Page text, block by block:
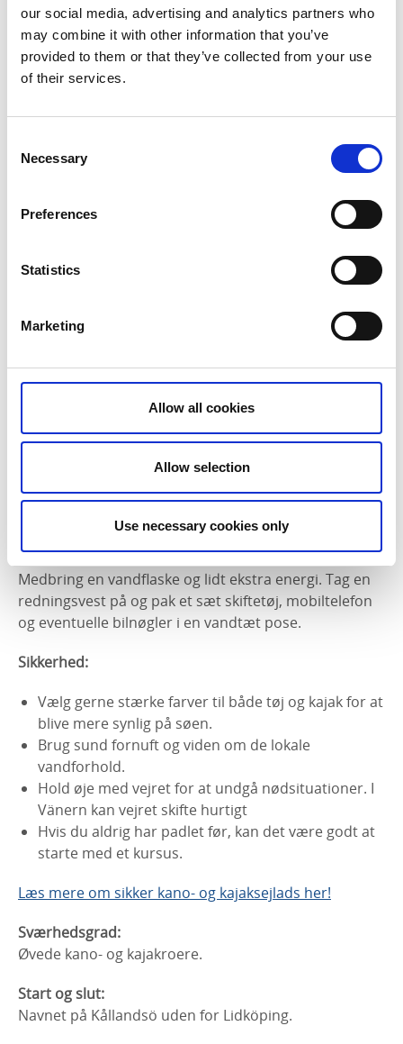
our social media, advertising and analytics partners who
may combine it with other information that you’ve
provided to them or that they’ve collected from your use
of their services.
Selection
Necessary
Preferences
Statistics
Marketing
Allow all cookies
Allow selection
Use necessary cookies only
Se filmen om Vragsafari
13 km (6,5 km én vej)
2,5 timer
Vänern sø i søens indre skærgård, mellem øer og
Husk:
Medbring en vandflaske og lidt ekstra energi. Tag en
redningsvest på og pak et sæt skiftetøj, mobiltelefon
og eventuelle bilnøgler i en vandtæt pose.
Sikkerhed:
Vælg gerne stærke farver til både tøj og kajak for at
blive mere synlig på søen.
Brug sund fornuft og viden om de lokale
vandforhold.
Hold øje med vejret for at undgå nødsituationer. I
Vänern kan vejret skifte hurtigt
Hvis du aldrig har padlet før, kan det være godt at
starte med et kursus.
Læs mere om sikker kano- og kajaksejlads her!
Sværhedsgrad:
Øvede kano- og kajakroere.
Start og slut:
Navnet på Kållandsö uden for Lidköping.